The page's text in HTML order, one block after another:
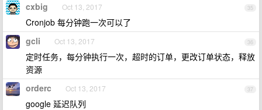
35
cxbig Oct 13, 2017
Cronjob 每分钟跑一次可以了
36
gcli Oct 13, 2017
定时任务，每分钟执行一次，超时的订单，更改订单状态，释放
资源
37
orderc Oct 13, 2017
google 延迟队列